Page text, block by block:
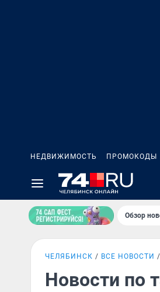
НЕДВИЖИМОСТЬ ПРОМОКОДЫ
Обзор
ЧЕЛЯБИНСК ВСЕ НОВОСТИ
Новости по